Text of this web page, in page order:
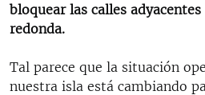
LOS SANTOS DE HIALEAH
DESINFORMACIÓN RUSA EN
LA INVASIÓN DE RUSIA A
bloquear las calles
redonda.
Tal parece que la situación
nuestra isla está cambiando